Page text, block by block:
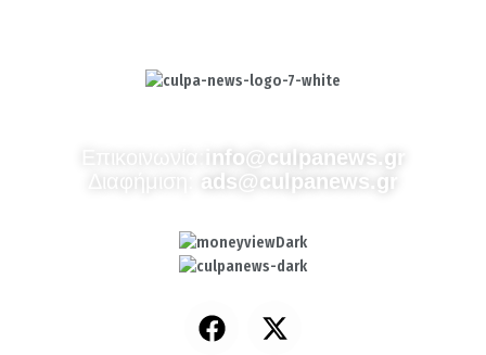
info@culpanews.gr
Διαφήμιση:
ads@culpanews.gr